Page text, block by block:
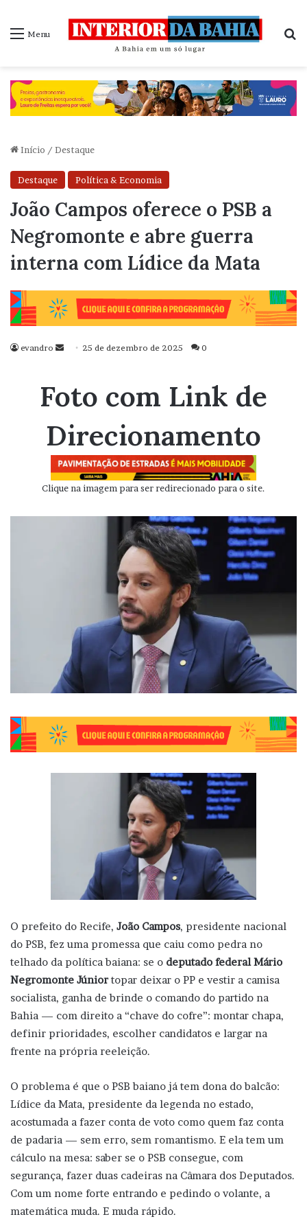
Menu
Início / Destaque
Destaque Política & Economia
João Campos oferece o PSB a
Negromonte e abre guerra
interna com Lídice da Mata
evandro
Mande
mail
25 de dezembro de 2025 0
Foto com Link de
Direcionamento
Clique na imagem para ser redirecionado para o site.
O prefeito do Recife, João Campos, presidente nacional
do PSB, fez uma promessa que caiu como pedra no
telhado da política baiana: se o deputado federal Mário
Negromonte Júniortopar deixar o PP e vestir a camisa
socialista, ganha de brinde o comando do partido na
Bahia — com direito a “chave do cofre”: montar chapa,
definir prioridades, escolher candidatos e largar na
frente na própria reeleição.
O problema é que o PSB baiano já tem dona do balcão:
Lídice da Mata, presidente da legenda no estado,
acostumada a fazer conta de voto como quem faz conta
de padaria — sem erro, sem romantismo. E ela tem um
cálculo na mesa: saber se o PSB consegue, com
segurança, fazer duas cadeiras na Câmara dos Deputados.
Com um nome forte entrando e pedindo o volante, a
matemática muda. E muda rápido.